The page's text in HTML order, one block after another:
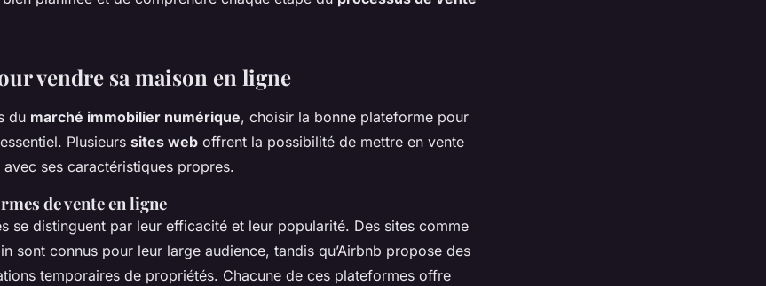
vendre sa maison en ligne
du marché immobilier numérique, choisir la bonne plateforme pour
Plusieurs sites web offrent la possibilité de mettre en vente
ses caractéristiques propres.
de vente en ligne
se distinguent par leur efficacité et leur popularité. Des sites comme
sont connus pour leur large audience, tandis qu’Airbnb propose des
temporaires de propriétés. Chacune de ces plateformes offre